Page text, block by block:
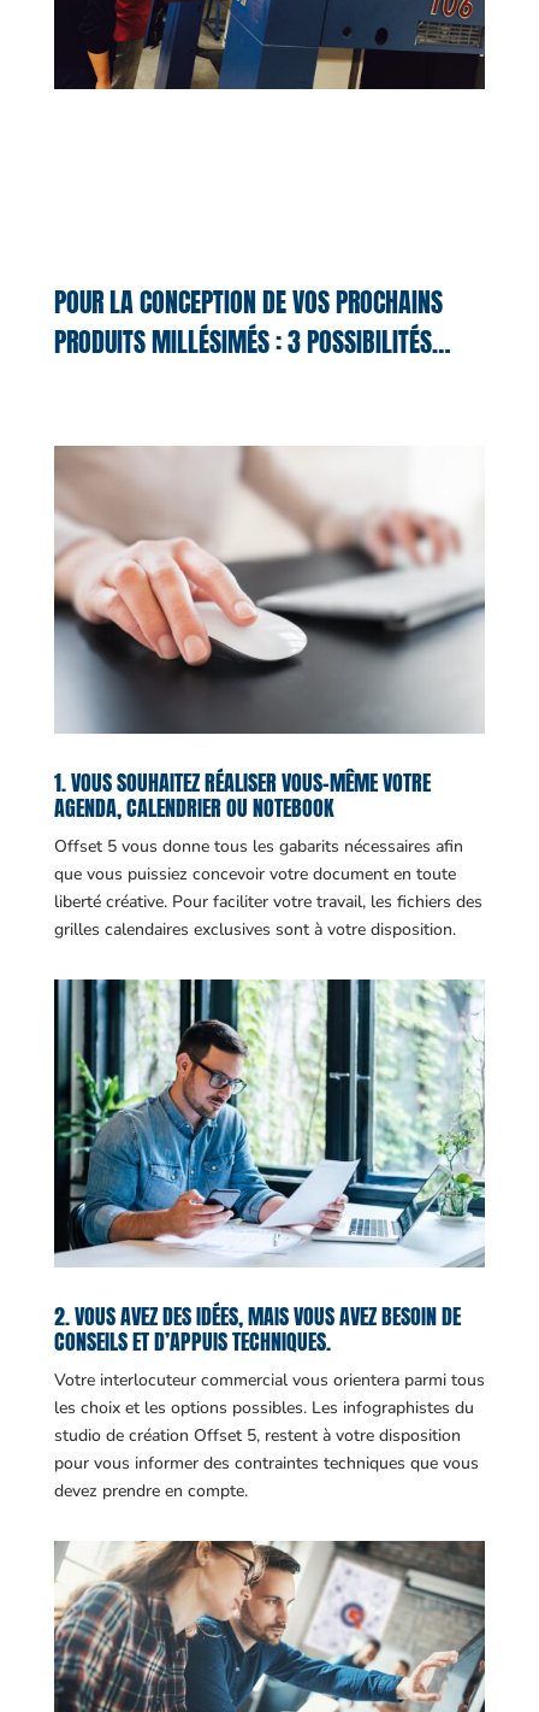
POUR LA CONCEPTION DE VOS PROCHAINS
PRODUITS MILLÉSIMÉS : 3 POSSIBILITÉS…
1. VOUS SOUHAITEZ RÉALISER VOUS-MÊME VOTRE
AGENDA, CALENDRIER OU NOTEBOOK
Offset 5 vous donne tous les gabarits nécessaires afin
que vous puissiez concevoir votre document en toute
liberté créative. Pour faciliter votre travail, les fichiers des
grilles calendaires exclusives sont à votre disposition.
2. VOUS AVEZ DES IDÉES, MAIS VOUS AVEZ BESOIN DE
CONSEILS ET D’APPUIS TECHNIQUES.
Votre interlocuteur commercial vous orientera parmi tous
les choix et les options possibles. Les infographistes du
studio de création Offset 5, restent à votre disposition
pour vous informer des contraintes techniques que vous
devez prendre en compte.